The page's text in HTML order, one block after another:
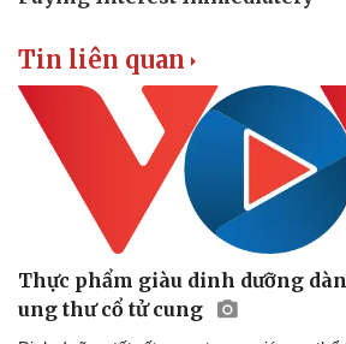
Thể thao
Lịch thi đấu bóng đá
Thế giới thể thao
eSports
Ô tô -
Ô tô
Xe
Tin liên quan
Thực phẩm giàu dinh dưỡng
ung thư cổ tử cung